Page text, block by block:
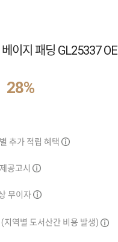
이지 패딩 GL25337 OE
28%
추가 적립 혜택
공고시
무이자
지역별 도서산간 비용 발생)